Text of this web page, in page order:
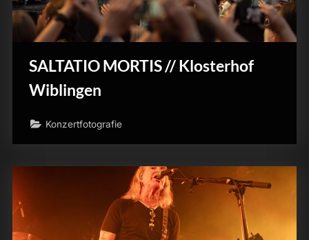
SALTATIO MORTIS // Klosterhof
Wiblingen
Konzertfotografie